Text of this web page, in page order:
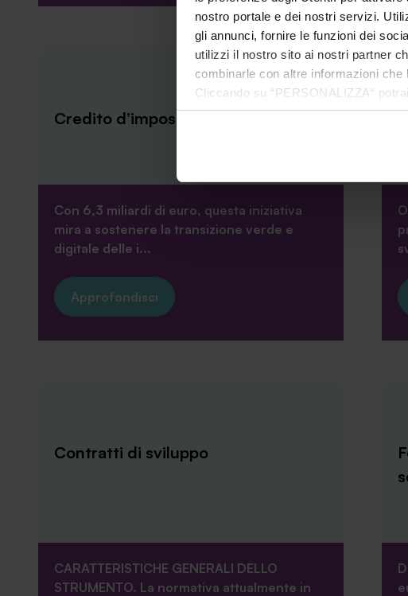
nostro portale e dei nostri servizi.
gli annunci, fornire le funzioni dei
utilizzi il nostro sito ai nostri partner
combinarle con altre informazioni
Cliccando su “PERSONALIZZA“
che sono necessari per il
informazioni complete ti invitiamo a
Credito d’imposta transizione 5.0
Con 6,3 miliardi di euro, questa iniziativa
mira a sostenere la transizione verde e
digitale delle i...
Approfondisci
Contratti di sviluppo
CARATTERISTICHE GENERALI DELLO
STRUMENTO. La normativa attualmente in